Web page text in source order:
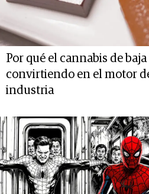
Por qué el cannabis de
convirtiendo en el motor
industria